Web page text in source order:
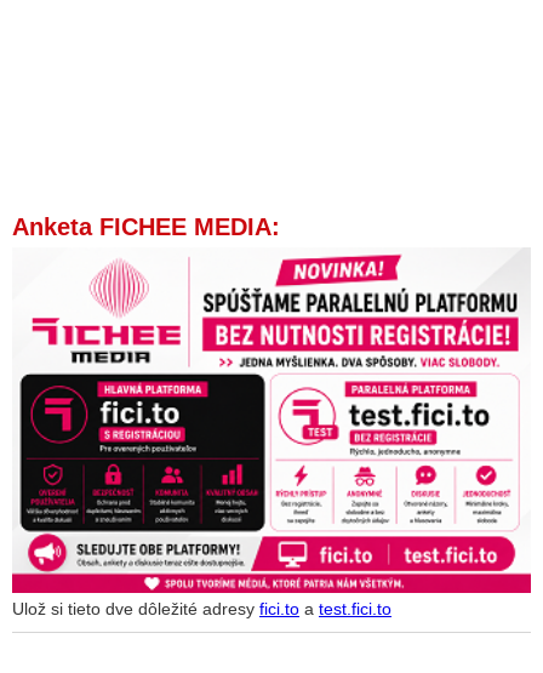
Anketa FICHEE MEDIA:
Ulož si tieto dve dôležité adresy fici.to a test.fici.to